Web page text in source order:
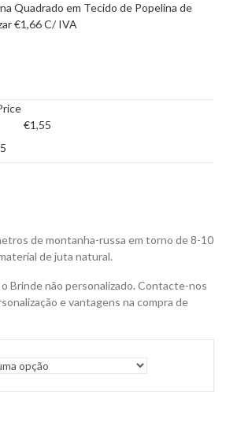
Quadrado em Tecido de Popelina de
€1,66C/ IVA
€1,55
de montanha-russa em torno de 8-10
de juta natural.
Brinde não personalizado. Contacte-nos
e vantagens na compra de